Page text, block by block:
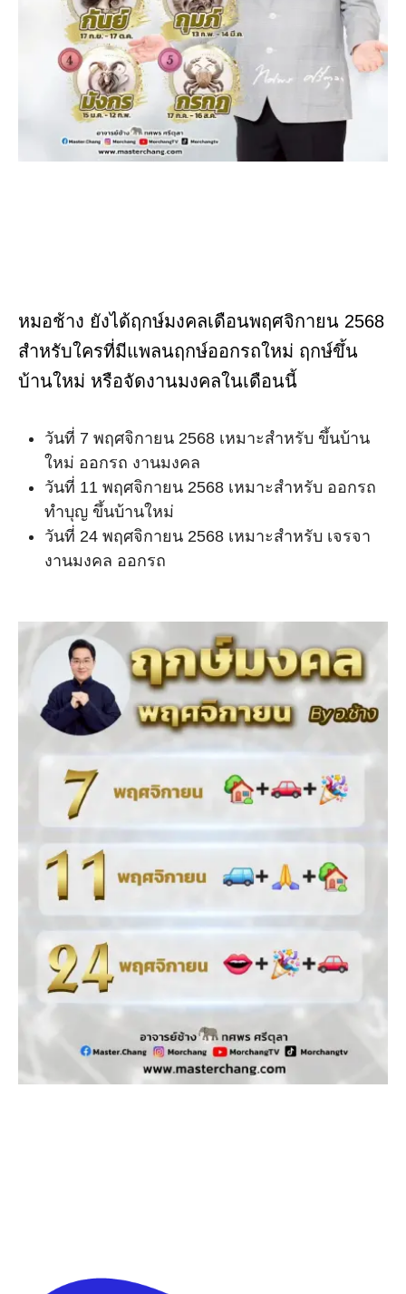
หมอช้าง ยังได้ฤกษ์มงคลเดือนพฤศจิกายน 2568
สำหรับใครที่มีแพลนฤกษ์ออกรถใหม่ ฤกษ์ขึ้น
บ้านใหม่ หรือจัดงานมงคลในเดือนนี้
วันที่ 7 พฤศจิกายน 2568 เหมาะสำหรับ ขึ้นบ้าน
ใหม่ ออกรถ งานมงคล
วันที่ 11 พฤศจิกายน 2568 เหมาะสำหรับ ออกรถ
ทำบุญ ขึ้นบ้านใหม่
วันที่ 24 พฤศจิกายน 2568 เหมาะสำหรับ เจรจา
งานมงคล ออกรถ